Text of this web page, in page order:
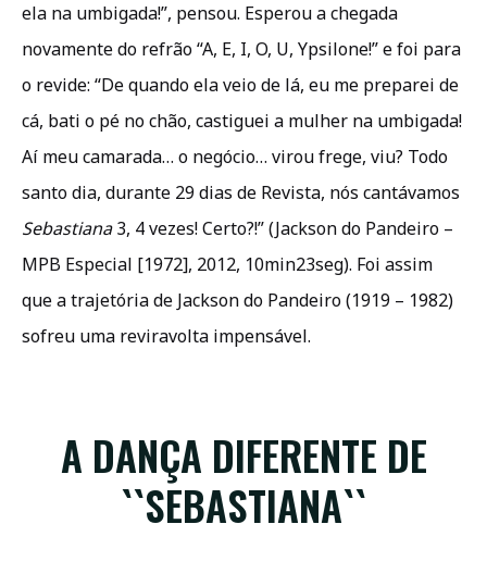
ela na umbigada!”, pensou. Esperou a chegada
novamente do refrão “A, E, I, O, U, Ypsilone!” e foi para
o revide: “De quando ela veio de lá, eu me preparei de
cá, bati o pé no chão, castiguei a mulher na umbigada!
Aí meu camarada… o negócio… virou frege, viu? Todo
santo dia, durante 29 dias de Revista, nós cantávamos
Sebastiana3, 4 vezes! Certo?!” (Jackson do Pandeiro –
MPB Especial [1972], 2012, 10min23seg). Foi assim
que a trajetória de Jackson do Pandeiro (1919 – 1982)
sofreu uma reviravolta impensável.
A DANÇA DIFERENTE DE
``SEBASTIANA``